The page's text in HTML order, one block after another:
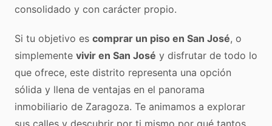
consolidado y con carácter propio.
Si tu objetivo es comprar un piso en San José, o
simplemente vivir en San José y disfrutar de todo lo
que ofrece, este distrito representa una opción
sólida y llena de ventajas en el panorama
inmobiliario de Zaragoza. Te animamos a explorar